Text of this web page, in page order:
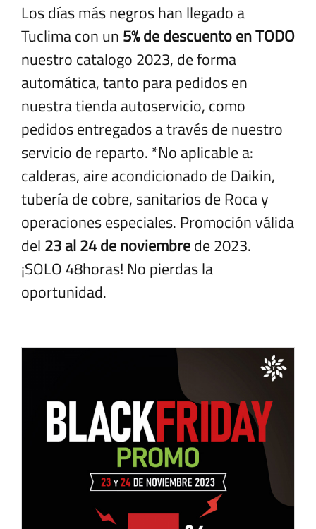
Los días más negros han llegado a
Tuclima con un 5% de descuento en TODO
nuestro catalogo 2023, de forma
automática, tanto para pedidos en
nuestra tienda autoservicio, como
pedidos entregados a través de nuestro
servicio de reparto. *No aplicable a:
calderas, aire acondicionado de Daikin,
tubería de cobre, sanitarios de Roca y
operaciones especiales. Promoción válida
del 23 al 24 de noviembrede 2023.
¡SOLO 48horas! No pierdas la
oportunidad.